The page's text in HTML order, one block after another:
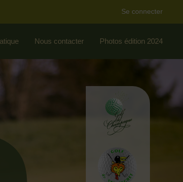
Se connecter
Nous contacter Photos édition 2024